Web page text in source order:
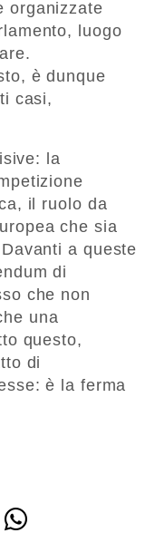
organizzate
luogo
è dunque
casi,
la
il ruolo da
che sia
a queste
di
che non
una
questo,
di
è la ferma